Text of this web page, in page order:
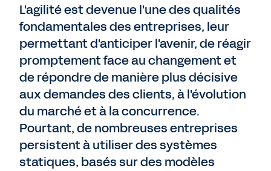
L'agilité est devenue l'une des qualités
fondamentales des entreprises, leur
permettant d'anticiper l'avenir, de réagir
promptement face au changement et
de répondre de manière plus décisive
aux demandes des clients, à l'évolution
du marché et à la concurrence.
Pourtant, de nombreuses entreprises
persistent à utiliser des systèmes
statiques, basés sur des modèles